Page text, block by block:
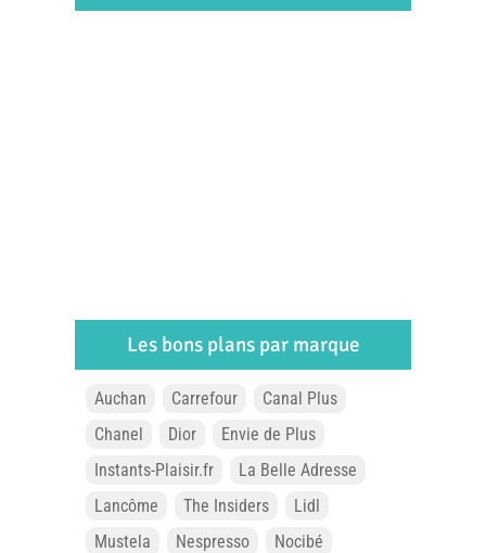
Les bons plans par marque
Auchan Carrefour
Canal Plus
Chanel
Dior
Envie de Plus
Instants-Plaisir.fr
La Belle Adresse
Lancôme
The Insiders
Lidl
Mustela
Nespresso
Nocibé